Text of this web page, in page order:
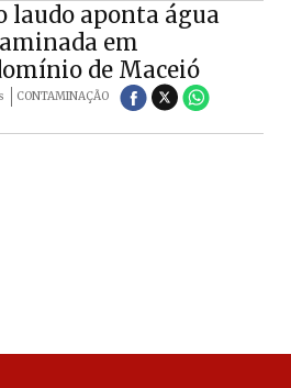
laudo aponta água
em
de Maceió
CONTAMINAÇÃO